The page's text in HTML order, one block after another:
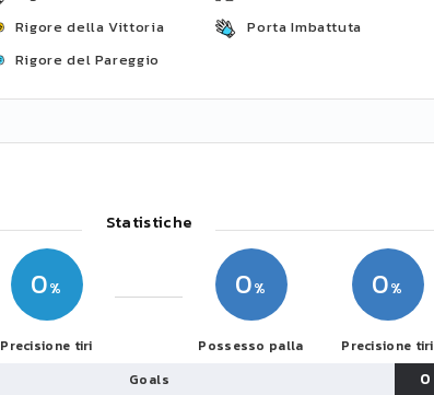
Rigore della Vittoria
Rigore del Pareggio
Porta Imbattuta
Statistiche
0
Precisione tiri
0
Possesso palla
0
Precisione tiri
Goals
0